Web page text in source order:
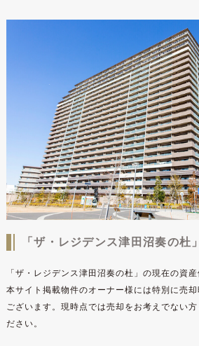
「ザ・レジデンス津田沼奏の杜
「ザ・レジデンス津田沼奏の杜」の現在の資
本サイト掲載物件のオーナー様には特別に売
ございます。現時点では売却をお考えでない
ださい。